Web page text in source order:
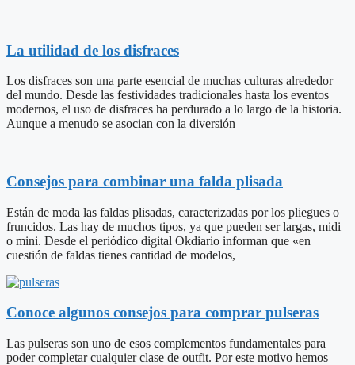
La utilidad de los disfraces
Los disfraces son una parte esencial de muchas culturas alrededor
del mundo. Desde las festividades tradicionales hasta los eventos
modernos, el uso de disfraces ha perdurado a lo largo de la historia.
Aunque a menudo se asocian con la diversión
Consejos para combinar una falda plisada
Están de moda las faldas plisadas, caracterizadas por los pliegues o
fruncidos. Las hay de muchos tipos, ya que pueden ser largas, midi
o mini. Desde el periódico digital Okdiario informan que «en
cuestión de faldas tienes cantidad de modelos,
Conoce algunos consejos para comprar pulseras
Las pulseras son uno de esos complementos fundamentales para
poder completar cualquier clase de outfit. Por este motivo hemos